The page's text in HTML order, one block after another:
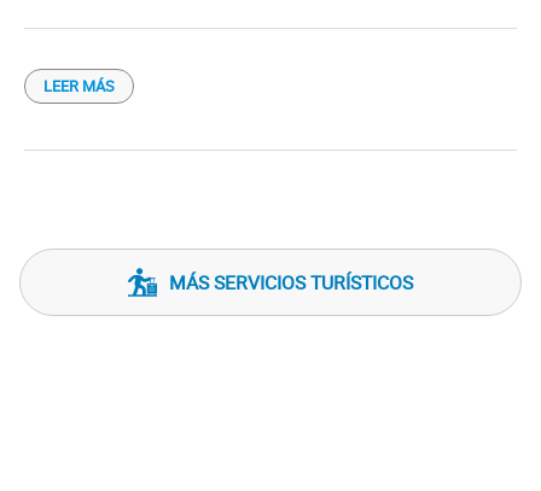
LEER MÁS
MÁS SERVICIOS TURÍSTICOS